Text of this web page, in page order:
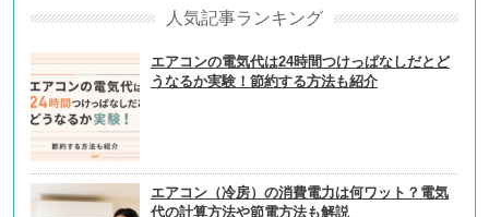
人気記事ランキング
エアコンの電気代は24時間つけっぱなしだとど
うなるか実験！節約する方法も紹介
エアコン（冷房）の消費電力は何ワット？電気
代の計算方法や節電方法も解説